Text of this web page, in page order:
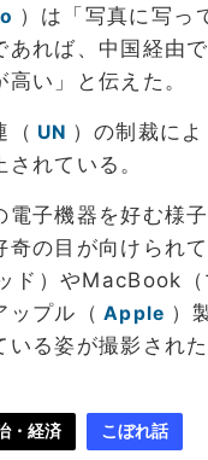
）は「写真に写っ
あれば、中国経由
い」と伝えた。
（ UN ）の制裁に
れている。
子機器を好む様
の目が向けられて
ド）やMacBook（
ップル（ Apple ）
いる姿が撮影された
・経済 こぼれ話